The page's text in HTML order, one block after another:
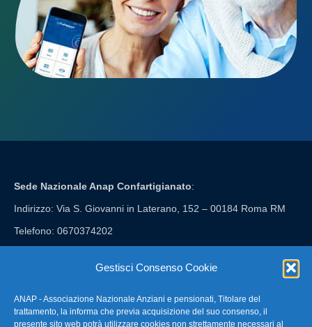
Gestisci Consenso Cookie
ANAP - Associazione Nazionale Anziani e pensionati, Titolare del
trattamento, la informa che previa acquisizione del suo consenso, il
presente sito web potrà utilizzare cookies non strettamente necessari al
Sede Nazionale Anap Confartigianato:
Indirizzo: Via S. Giovanni in Laterano, 152 – 00184 Roma RM
Telefono: 0670374202
FAQ – Domande Frequenti